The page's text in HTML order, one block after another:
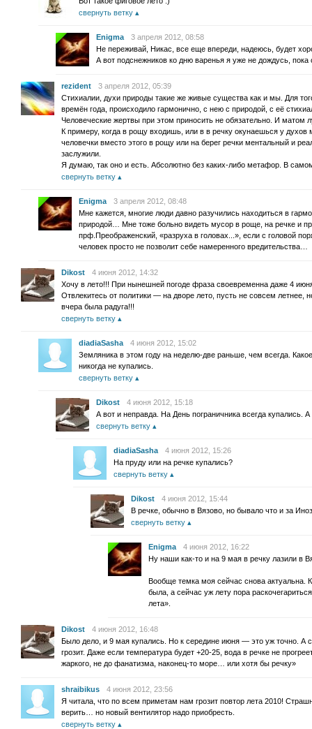
свернуть ветку
Enigma
3 апреля 2012, 08:58
Не переживай, Никас, все еще впереди, надеюсь, будет
А вот подснежников ко дню варенья я уже не дождусь,
rezident
3 апреля 2012, 05:39
Стихиалии, духи природы такие же живые существа как и мы. Для
времён года, происходило гармонично, с нею с природой, с её
Человеческие жертвы при этом приносить не обязательно. И матом
К примеру, когда в рощу входишь, или в в речку окунаешься у духов
человечки вместо этого в рощу или на берег речки ментальный и
заслужили.
Я думаю, так оно и есть. Абсолютно без каких-либо метафор. В
свернуть ветку
Enigma
3 апреля 2012, 08:48
Мне кажется, многие люди давно разучились находиться в
природой… Мне тоже больно видеть мусор в роще, на речке и
прф.Преображенский, «разруха в головах...», если с головой
человек просто не позволит себе намеренного вредительства…
Dikost
4 июня 2012, 14:32
Хочу в лето!!! При нынешней погоде фраза своевременна даже 4
Отвлекитесь от политики — на дворе лето, пусть не совсем летнее,
вчера была радуга!!!
свернуть ветку
diadiaSasha
4 июня 2012, 15:02
Земляника в этом году на неделю-две раньше, чем всегда.
никогда не купались.
свернуть ветку
Dikost
4 июня 2012, 15:18
А вот и неправда. На День пограничника всегда купались. А
свернуть ветку
diadiaSasha
4 июня 2012, 15:26
На пруду или на речке купались?
свернуть ветку
Dikost
4 июня 2012, 15:44
В речке, обычно в Вязово, но бывало что и за
свернуть ветку
Enigma
4 июня 2012, 16:22
Ну наши как-то и на 9 мая в речку лазили в
Вообще темка моя сейчас снова актуальна.
была, а сейчас уж лету пора
лета».
Dikost
4 июня 2012, 16:48
Было дело, и 9 мая купались. Но к середине июня — это уж точно. А
грозит. Даже если температура будет +20-25, вода в речке не
жаркого, не до фанатизма, наконец-то море… или хотя бы речку»
shraibikus
4 июня 2012, 23:56
Я читала, что по всем приметам нам грозит повтор лета 2010!
верить… но новый вентилятор надо приобресть.
свернуть ветку